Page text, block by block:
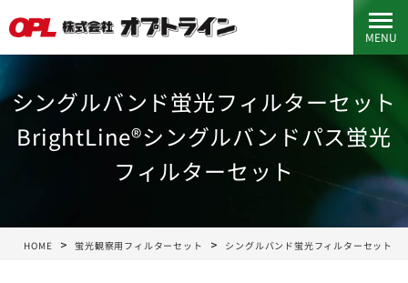
MENU
シングルバンド蛍光フィルターセット
BrightLine®シングルバンドパス蛍光
フィルターセット
HOME 蛍光観察用フィルターセット シングルバンド蛍光フィルターセット